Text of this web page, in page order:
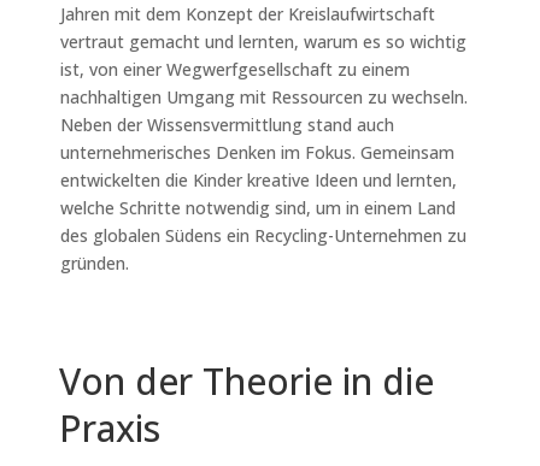
Jahren mit dem Konzept derKreislaufwirtschaft
vertraut gemacht und lernten, warum es so wichtig
ist, von einer Wegwerfgesellschaft zu einem
nachhaltigen Umgang mit Ressourcen zu wechseln.
Neben der Wissensvermittlung stand auch
unternehmerisches Denken im Fokus. Gemeinsam
entwickelten die Kinder kreative Ideen und lernten,
welche Schritte notwendig sind, um in einem Land
des globalen Südens ein Recycling-Unternehmen zu
gründen.
Von der Theorie in die
Praxis